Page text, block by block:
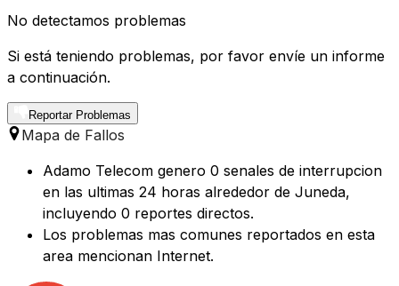
No detectamos problemas
Si está teniendo problemas, por favor envíe un informe
a continuación.
Reportar Problemas
Mapa de Fallos
Adamo Telecom genero 0 senales de interrupcion
en las ultimas 24 horas alrededor de Juneda,
incluyendo 0 reportes directos.
Los problemas mas comunes reportados en esta
area mencionan Internet.